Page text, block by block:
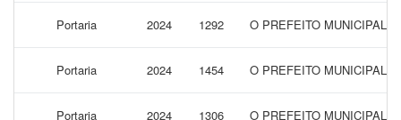
Portaria 2024 1292 O PREFEITO MUNICIPAL
Portaria 2024 1454 O PREFEITO MUNICIPAL
Portaria 2024 1306 O PREFEITO MUNICIPAL